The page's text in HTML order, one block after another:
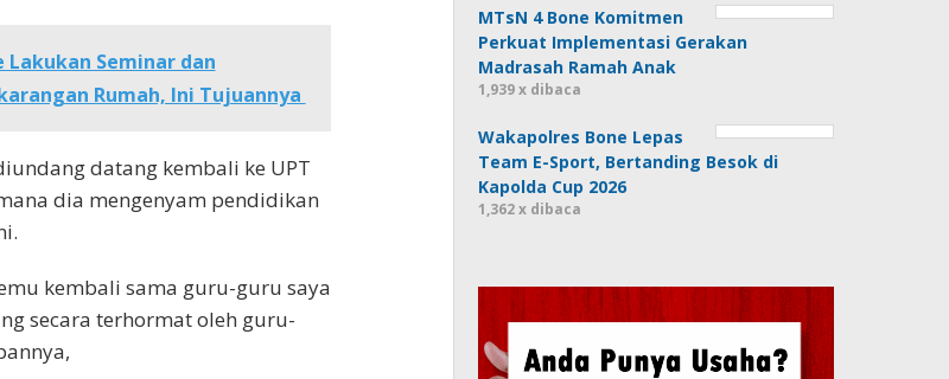
Lakukan Seminar dan
Rumah, Ini Tujuannya
datang kembali ke UPT
dia mengenyam pendidikan
kembali sama guru-guru saya
secara terhormat oleh guru-
MTsN 4 Bone Komitmen
Perkuat Implementasi Gerakan
Madrasah Ramah Anak
1,939 x dibaca
Wakapolres Bone Lepas
Team E-Sport, Bertanding Besok di
Kapolda Cup 2026
1,362 x dibaca